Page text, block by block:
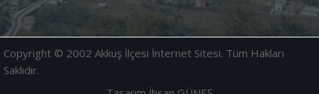
Copyright © 2002 Akkuş İlçesi İnternet Sitesi. Tüm Hakları
Saklıdır.